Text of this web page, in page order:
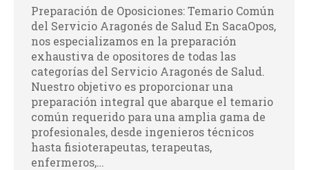
Preparación de Oposiciones: Temario Común
del Servicio Aragonés de Salud En SacaOpos,
nos especializamos en la preparación
exhaustiva de opositores de todas las
categorías del Servicio Aragonés de Salud.
Nuestro objetivo es proporcionar una
preparación integral que abarque el temario
común requerido para una amplia gama de
profesionales, desde ingenieros técnicos
hasta fisioterapeutas, terapeutas,
enfermeros,…